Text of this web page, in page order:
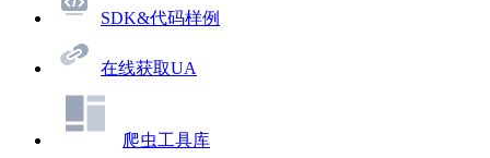
SDK&代码样例
在线获取UA
爬虫工具库